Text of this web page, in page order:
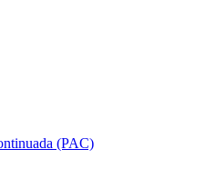
(PAC)